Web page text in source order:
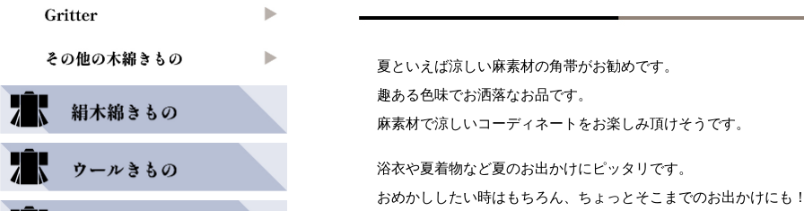
夏といえば涼しい麻素材の角帯がお勧めです。
趣ある色味でお洒落なお品です。
麻素材で涼しいコーディネートをお楽しみ頂けそうです。
浴衣や夏着物など夏のお出かけにピッタリです。
おめかししたい時はもちろん、ちょっとそこまでのお出かけにも